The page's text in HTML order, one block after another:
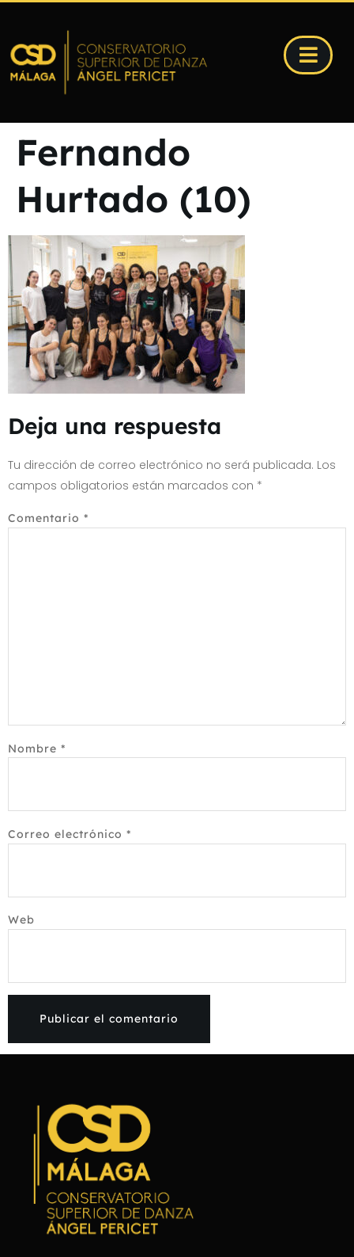
Fernando
Hurtado (10)
Deja una respuesta
Tu dirección de correo electrónico no será publicada. Los
campos obligatorios están marcados con *
Comentario *
Nombre *
Correo electrónico *
Web